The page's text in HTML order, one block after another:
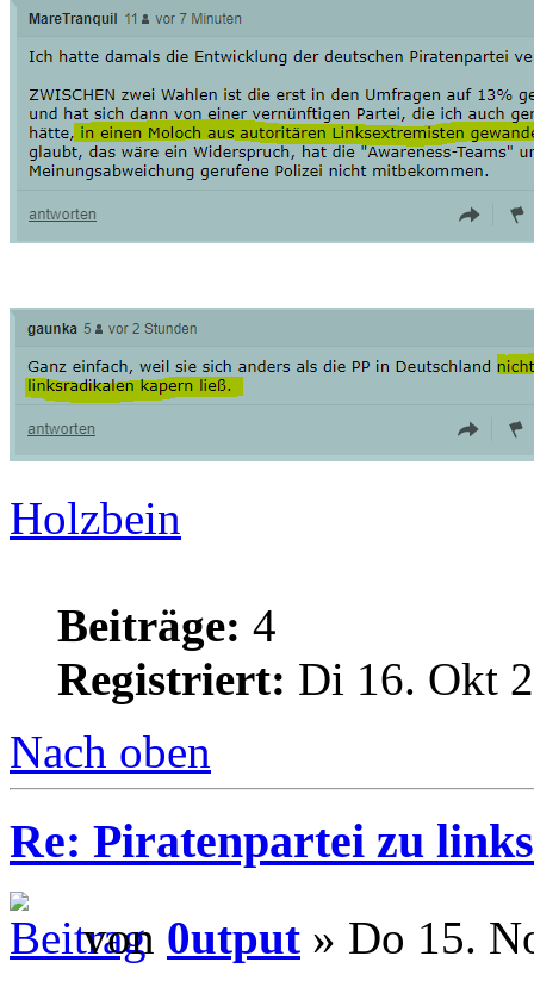
Holzbein
Beiträge: 4
Registriert: Di 16. Okt
Nach oben
Re: Piratenpartei zu
von 0utput » Do 15.